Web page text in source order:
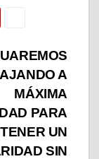
A
MÁXIMA
PARA
TENER UN
SIN